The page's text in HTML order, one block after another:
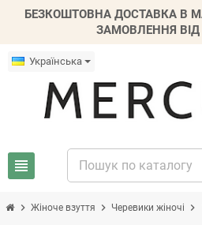
БЕЗКОШТОВНА ДОСТАВКА В
ЗАМОВЛЕННЯ ВІД
Українська
view_headline
chevron_right Жіноче взуття chevron_right Черевики жіночі chevron_right